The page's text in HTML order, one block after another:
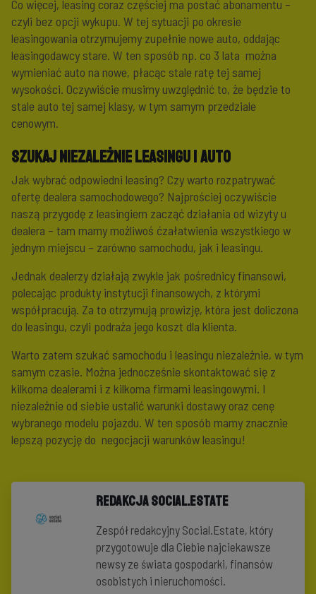
Co więcej, leasing coraz częściej ma postać abonamentu –
czyli bez opcji wykupu. W tej sytuacji po okresie
leasingowania otrzymujemy zupełnie nowe auto, oddając
leasingodawcy stare. W ten sposób np. co 3 lata można
wymieniać auto na nowe, płacąc stale ratę tej samej
wysokości. Oczywiście musimy uwzględnić to, że będzie to
stale auto tej samej klasy, w tym samym przedziale
cenowym.
Szukaj niezależnie leasingu i auto
Jak wybrać odpowiedni leasing? Czy warto rozpatrywać
ofertę dealera samochodowego? Najprościej oczywiście
naszą przygodę z leasingiem zacząć działania od wizyty u
dealera – tam mamy możliwoś ćzałatwienia wszystkiego w
jednym miejscu – zarówno samochodu, jak i leasingu.
Jednak dealerzy działają zwykle jak pośrednicy finansowi,
polecając produkty instytucji finansowych, z którymi
współpracują. Za to otrzymują prowizję, która jest doliczona
do leasingu, czyli podraża jego koszt dla klienta.
Warto zatem szukać samochodu i leasingu niezależnie, w tym
samym czasie. Można jednocześnie skontaktować się z
kilkoma dealerami i z kilkoma firmami leasingowymi. I
niezależnie od siebie ustalić warunki dostawy oraz cenę
wybranego modelu pojazdu. W ten sposób mamy znacznie
lepszą pozycję do negocjacji warunków leasingu!
Redakcja Social.Estate
Zespół redakcyjny Social.Estate, który
przygotowuje dla Ciebie najciekawsze
newsy ze świata gospodarki, finansów
osobistych i nieruchomości.